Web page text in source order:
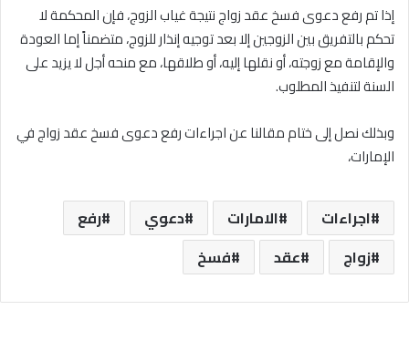
إذا تم رفع دعوى فسخ عقد زواج نتيجة غياب الزوج، فإن المحكمة لا
تحكم بالتفريق بين الزوجين إلا بعد توجيه إنذار للزوج، متضمناً إما العودة
والإقامة مع زوجته، أو نقلها إليه، أو طلاقها، مع منحه أجل لا يزيد على
السنة لتنفيذ المطلوب.
وبذلك نصل إلى ختام مقالنا عن اجراءات رفع دعوى فسخ عقد زواج في
الإمارات،
اجراءات الامارات دعوي
رفع
زواج
عقد فسخ